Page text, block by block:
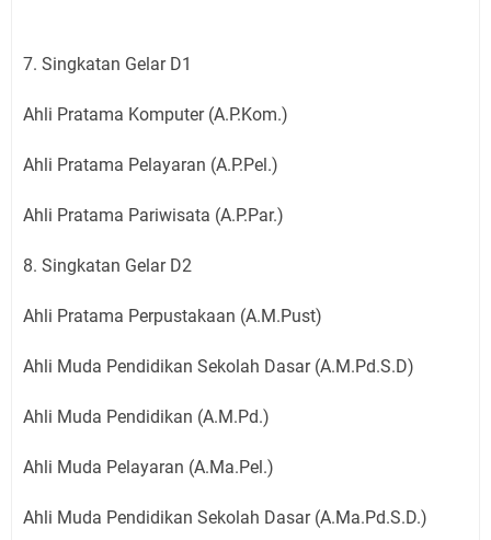
7. Singkatan Gelar D1
Ahli Pratama Komputer (A.P.Kom.)
Ahli Pratama Pelayaran (A.P.Pel.)
Ahli Pratama Pariwisata (A.P.Par.)
8. Singkatan Gelar D2
Ahli Pratama Perpustakaan (A.M.Pust)
Ahli Muda Pendidikan Sekolah Dasar (A.M.Pd.S.D)
Ahli Muda Pendidikan (A.M.Pd.)
Ahli Muda Pelayaran (A.Ma.Pel.)
Ahli Muda Pendidikan Sekolah Dasar (A.Ma.Pd.S.D.)